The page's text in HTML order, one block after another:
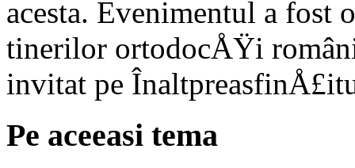
acesta. Evenimentul a fost
tinerilor ortodocÅŸi
invitat pe
Pe aceeasi tema